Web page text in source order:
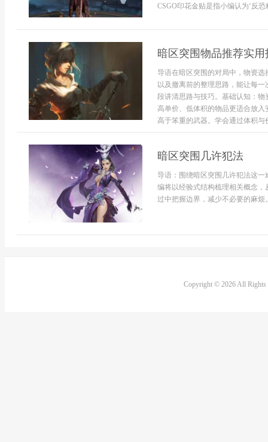
CSGO印花金贴是指小编认为‘反
暗区突围物品推荐实用
导语在暗区突围的对局中，物资
以及撤离前的整理思路，能让每
段讲清思路与技巧。基础认知：
高单价、低体积的物品更适合放
高于笨重的武器。学会通过体积与
暗区突围几许犯法
导语：围绕暗区突围几许犯法这
编将以经验式结构梳理相关概念
过中把握边界，减少不必要的麻
Copyright © 2026 All